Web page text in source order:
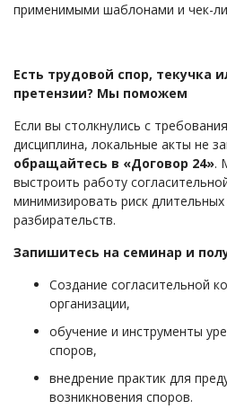
применимыми шаблонами и чек-
Есть трудовой спор, текучка
претензии? Мы поможем
Если вы столкнулись с
дисциплина, локальные акты не
обращайтесь в «Договор 24».
выстроить работу
минимизировать риск
разбирательств.
Запишитесь на семинар и
Создание согласительной
организации,
обучение и инструменты
споров,
внедрение практик для
возникновения споров.